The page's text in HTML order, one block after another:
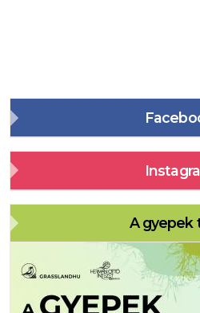
A gyepek